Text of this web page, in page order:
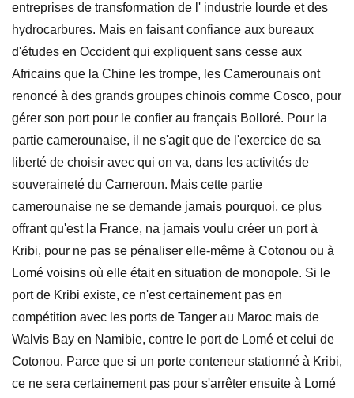
entreprises de transformation de l' industrie lourde et des
hydrocarbures. Mais en faisant confiance aux bureaux
d'études en Occident qui expliquent sans cesse aux
Africains que la Chine les trompe, les Camerounais ont
renoncé à des grands groupes chinois comme Cosco, pour
gérer son port pour le confier au français Bolloré. Pour la
partie camerounaise, il ne s'agit que de l'exercice de sa
liberté de choisir avec qui on va, dans les activités de
souveraineté du Cameroun. Mais cette partie
camerounaise ne se demande jamais pourquoi, ce plus
offrant qu'est la France, na jamais voulu créer un port à
Kribi, pour ne pas se pénaliser elle-même à Cotonou ou à
Lomé voisins où elle était en situation de monopole. Si le
port de Kribi existe, ce n'est certainement pas en
compétition avec les ports de Tanger au Maroc mais de
Walvis Bay en Namibie, contre le port de Lomé et celui de
Cotonou. Parce que si un porte conteneur stationné à Kribi,
ce ne sera certainement pas pour s'arrêter ensuite à Lomé